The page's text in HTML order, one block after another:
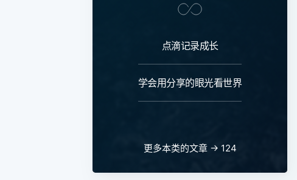
点滴记录成长
学会用分享的眼光看世界
更多本类的文章 → 124